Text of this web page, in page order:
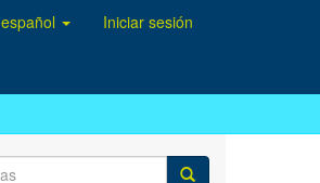
español Iniciar sesión